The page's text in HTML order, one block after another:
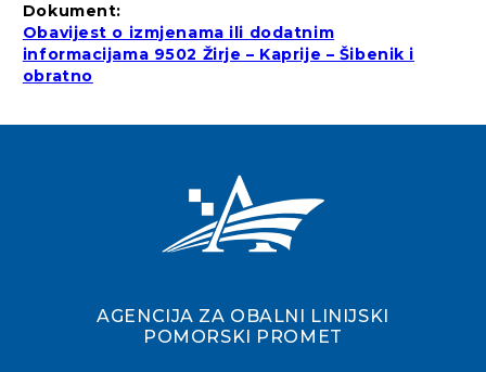
Dokument:
Obavijest o izmjenama ili dodatnim
informacijama 9502 Žirje – Kaprije – Šibenik i
obratno
AGENCIJA ZA OBALNI LINIJSKI
POMORSKI PROMET